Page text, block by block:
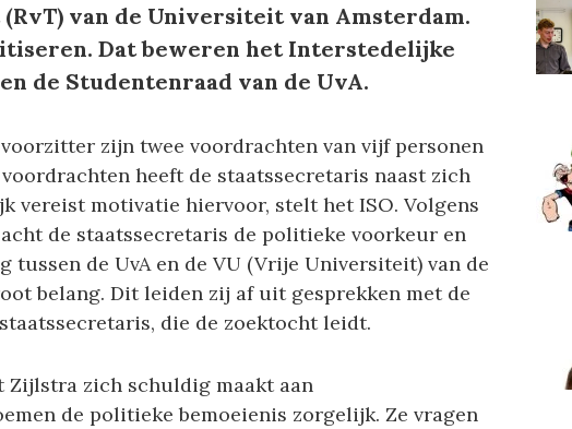
(RvT) van de Universiteit van Amsterdam.
Dat beweren het Interstedelijke
de Studentenraad van de UvA.
zijn twee voordrachten van vijf personen
heeft de staatssecretaris naast zich
vereist motivatie hiervoor, stelt het ISO. Volgens
de staatssecretaris de politieke voorkeur en
tussen de UvA en de VU (Vrije Universiteit) van de
belang. Dit leiden zij af uit gesprekken met de
die de zoektocht leidt.
Zijlstra zich schuldig maakt aan
de politieke bemoeienis zorgelijk. Ze vragen